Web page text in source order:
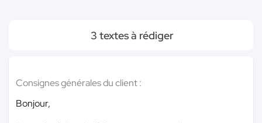
3 textes à rédiger
Consignes générales du client :
Bonjour,